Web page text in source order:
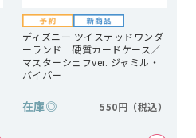
ディズニー ツイステッドワンダ
ーランド 硬質カードケース／
マスターシェフver. ジャミル・
バイパー
在庫◎ 550円